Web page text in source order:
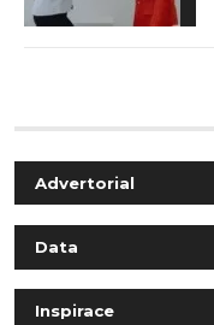
Advertorial
Data
Inspirace